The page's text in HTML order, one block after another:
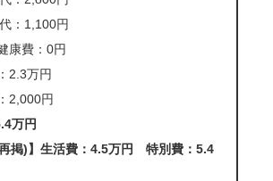
：1,100円
康費：0円
2.3万円
2,000円
万円
再掲)】生活費：4.5万円 特別費：5.4